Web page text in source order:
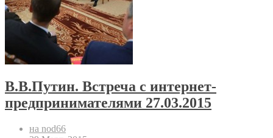
В.В.Путин. Встреча с интернет-
предпринимателями 27.03.2015
на nod66